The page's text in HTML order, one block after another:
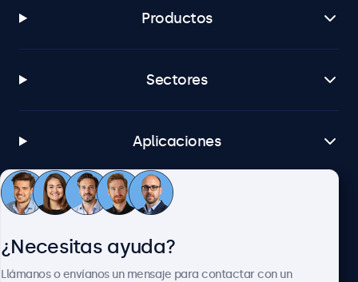
Productos
Sectores
Aplicaciones
Atención al cliente
¿Necesitas ayuda?
Llámanos o envíanos un mensaje para contactar con un